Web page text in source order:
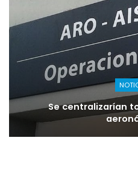
Se centralizarían